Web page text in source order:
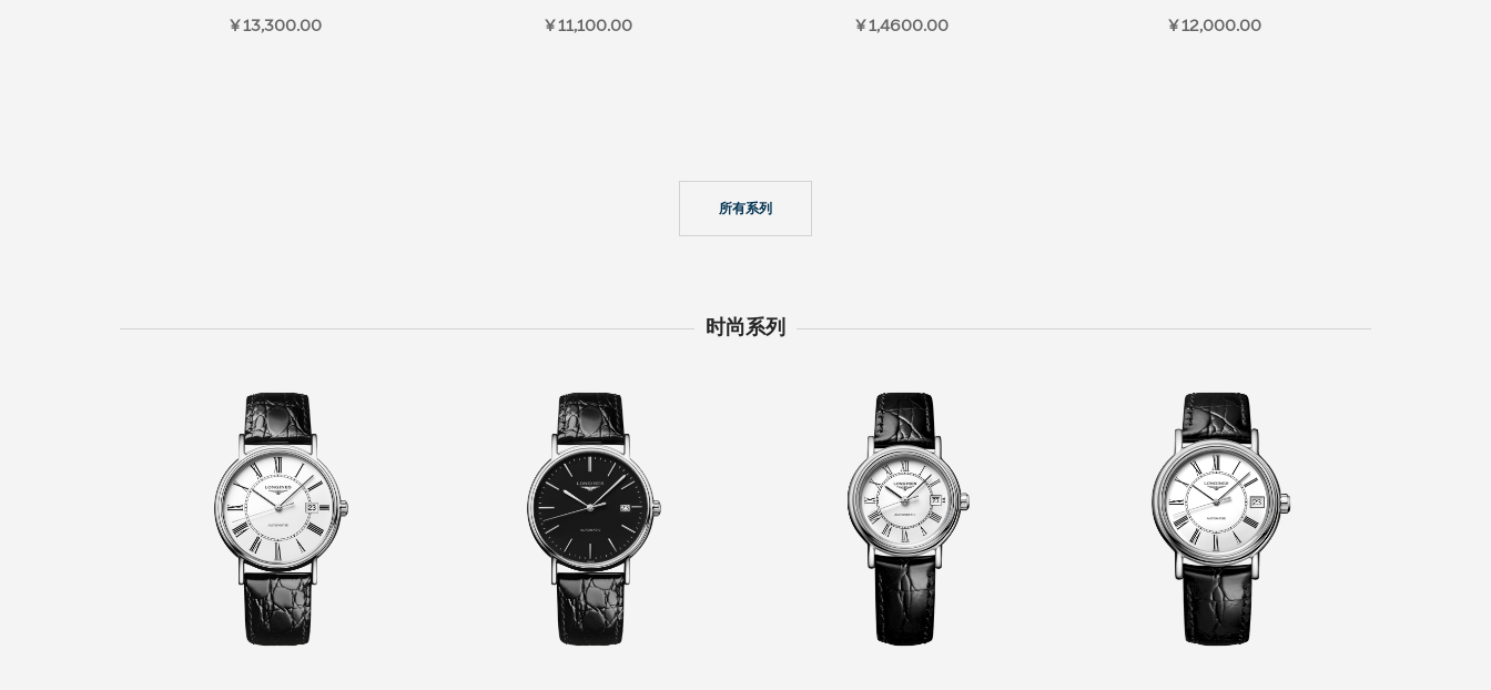
¥ 13,300.00 ¥ 11,100.00 ¥ 1,4600.00 ¥ 12,000.00
所有系列
时尚系列